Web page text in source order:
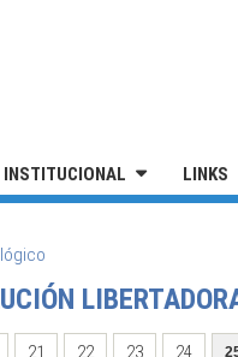
INSTITUCIONAL LINKS
21 22 23 24